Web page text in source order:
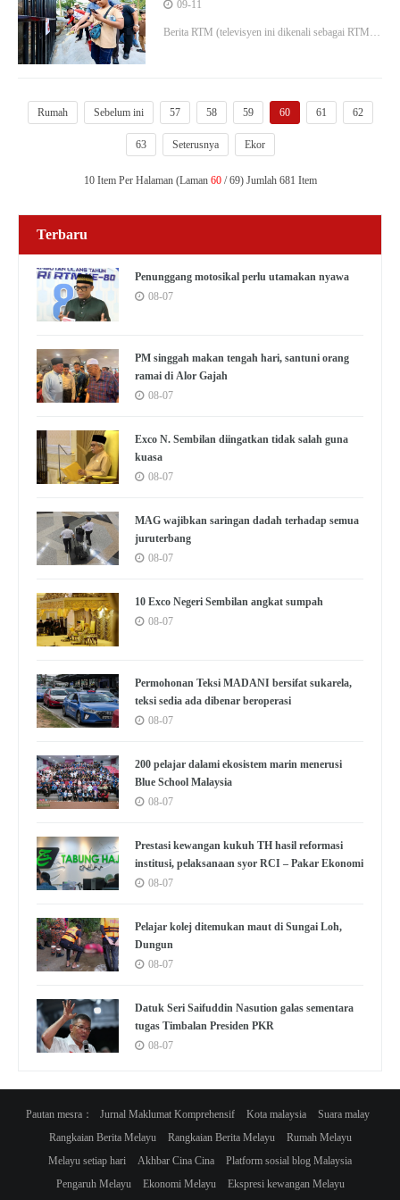
09-11
Berita RTM (televisyen ini dikenali sebagai RTM
Malaysia (RTM).
Rumah
Sebelum ini 57 58 59 60 61 62
63 Seterusnya Ekor
10 Item Per Halaman (Laman 60/ 69) Jumlah 681 Item
Terbaru
Penunggang motosikal perlu utamakan nyawa
08-07
PM singgah makan tengah hari, santuni orang
ramai di Alor Gajah
08-07
Exco N. Sembilan diingatkan tidak salah guna
kuasa
08-07
MAG wajibkan saringan dadah terhadap semua
juruterbang
08-07
10 Exco Negeri Sembilan angkat sumpah
08-07
Permohonan Teksi MADANI bersifat sukarela,
teksi sedia ada dibenar beroperasi
08-07
200 pelajar dalami ekosistem marin menerusi
Blue School Malaysia
08-07
Prestasi kewangan kukuh TH hasil reformasi
institusi, pelaksanaan syor RCI – Pakar Ekonomi
08-07
Pelajar kolej ditemukan maut di Sungai Loh,
Dungun
08-07
Datuk Seri Saifuddin Nasution galas sementara
tugas Timbalan Presiden PKR
08-07
Pautan mesra： Jurnal Maklumat Komprehensif Kota malaysia
Suara malay
Rangkaian Berita Melayu
Rangkaian Berita Melayu
Rumah Melayu
Melayu setiap hari
Akhbar Cina Cina
Platform sosial blog Malaysia
Pengaruh Melayu
Ekonomi Melayu Ekspresi kewangan Melayu